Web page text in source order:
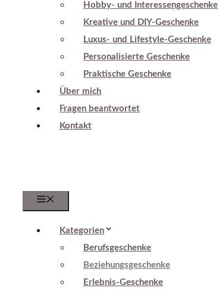
Hobby- und Interessengeschenke
Kreative und DIY-Geschenke
Luxus- und Lifestyle-Geschenke
Personalisierte Geschenke
Praktische Geschenke
Über mich
Fragen beantwortet
Kontakt
Kategorien
Berufsgeschenke
Beziehungsgeschenke
Erlebnis-Geschenke